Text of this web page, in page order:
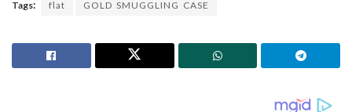
Tags: flat GOLD SMUGGLING CASE